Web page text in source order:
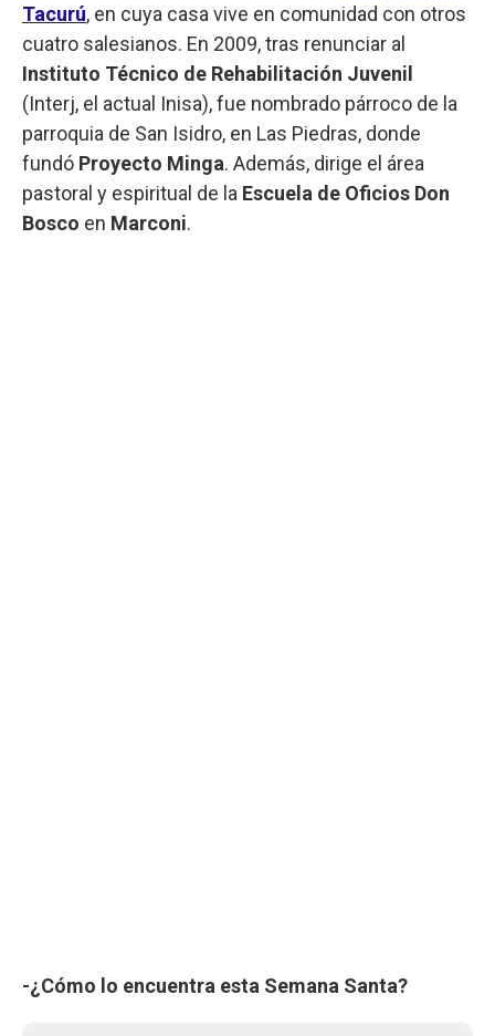
Tacurú, en cuya casa vive en comunidad con otros
cuatro salesianos. En 2009, tras renunciar al
Instituto Técnico de Rehabilitación Juvenil
(Interj, el actual Inisa), fue nombrado párroco de la
parroquia de San Isidro, en Las Piedras, donde
fundó Proyecto Minga. Además, dirige el área
pastoral y espiritual de la Escuela de Oficios Don
Bosco en Marconi.
-¿Cómo lo encuentra esta Semana Santa?